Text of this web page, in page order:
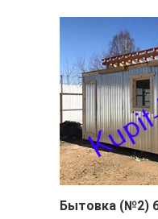
Бытовка (№2)